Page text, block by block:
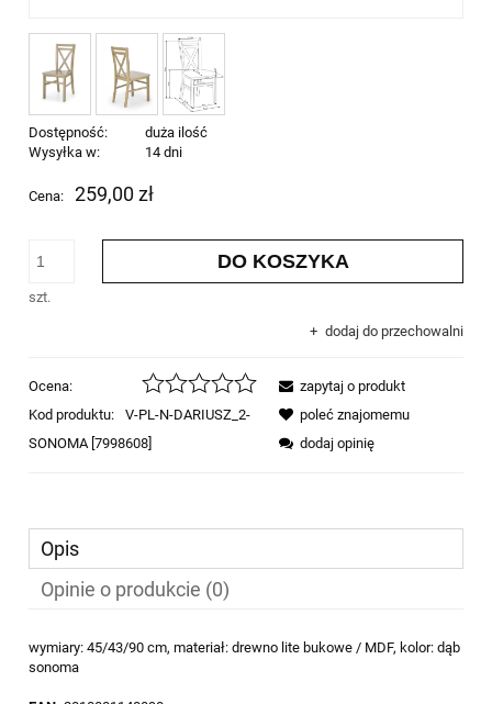
Dostępność:
duża ilość
Wysyłka w:
14 dni
Cena: 259,00 zł
szt.
DO KOSZYKA
dodaj do przechowalni
Ocena:
Kod produktu:
V-PL-N-DARIUSZ_2-
SONOMA [7998608]
zapytaj o produkt
poleć znajomemu
dodaj opinię
Opis
Opinie o produkcie (0)
wymiary: 45/43/90 cm, materiał: drewno lite bukowe / MDF, kolor: dąb
sonoma